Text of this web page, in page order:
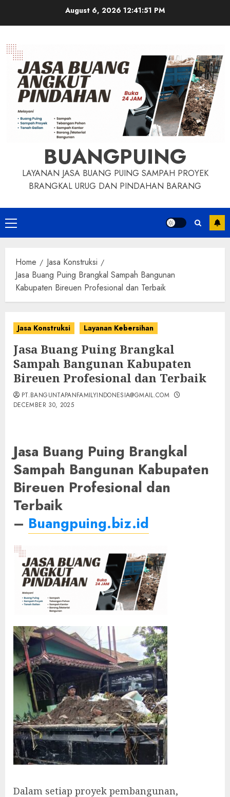
August 6, 2026 12:41:52 PM
BUANGPUING
LAYANAN JASA BUANG PUING SAMPAH PROYEK
BRANGKAL URUG DAN PINDAHAN BARANG
Primary
Menu
Home
Jasa Konstruksi
Jasa Buang Puing Brangkal Sampah Bangunan
Kabupaten Bireuen Profesional dan Terbaik
Jasa Konstruksi Layanan Kebersihan
Jasa Buang Puing Brangkal
Sampah Bangunan Kabupaten
Bireuen Profesional dan Terbaik
PT.BANGUNTAPANFAMILYINDONESIA@GMAIL.COM
DECEMBER 30, 2025
Jasa Buang Puing Brangkal
Sampah Bangunan Kabupaten
Bireuen Profesional dan
Terbaik
– Buangpuing.biz.id
Dalam setiap proyek pembangunan,